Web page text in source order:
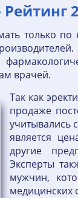
только
врачей.
Так как
продаже
учитывались
является
другие
Эксперты
мужчин,
медицинских